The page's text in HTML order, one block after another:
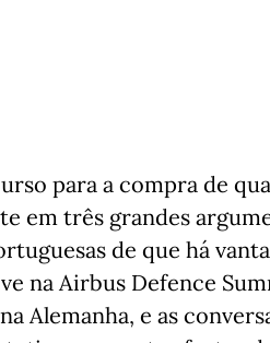
para a compra de
em três grandes
de que há
na Airbus Defence
Alemanha, e as